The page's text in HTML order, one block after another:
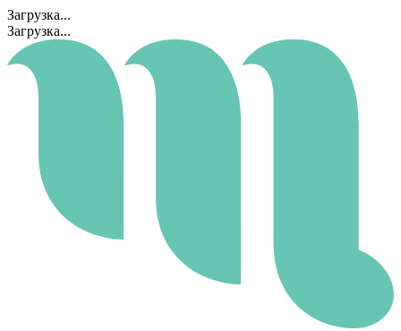
Загрузка...
Загрузка...